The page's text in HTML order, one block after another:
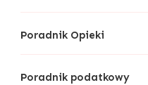
Poradnik Opieki
Poradnik podatkowy